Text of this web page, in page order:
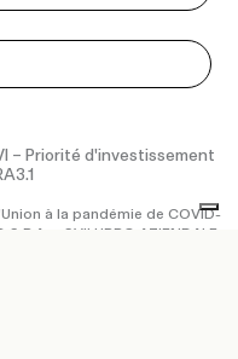
– Priorité d'investissement
à la pandémie de COVID-
– SVILUPPO AZIENDALE